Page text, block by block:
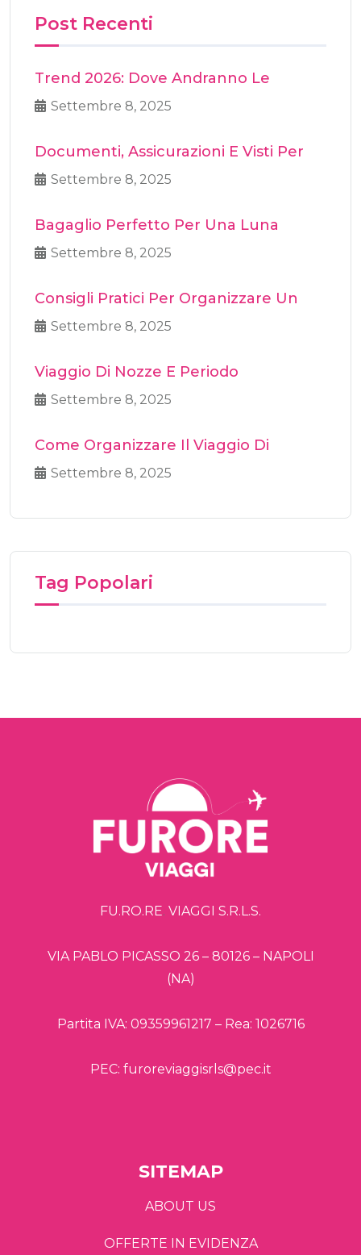
Post Recenti
Trend 2026: Dove Andranno Le
Settembre 8, 2025
Documenti, Assicurazioni E Visti Per
Settembre 8, 2025
Bagaglio Perfetto Per Una Luna
Settembre 8, 2025
Consigli Pratici Per Organizzare Un
Settembre 8, 2025
Viaggio Di Nozze E Periodo
Settembre 8, 2025
Come Organizzare Il Viaggio Di
Settembre 8, 2025
Tag Popolari
FU.RO.RE. VIAGGI S.R.L.S.
VIA PABLO PICASSO 26 – 80126 – NAPOLI
(NA)
Partita IVA: 09359961217 – Rea: 1026716
PEC: furoreviaggisrls@pec.it
SITEMAP
ABOUT US
OFFERTE IN EVIDENZA